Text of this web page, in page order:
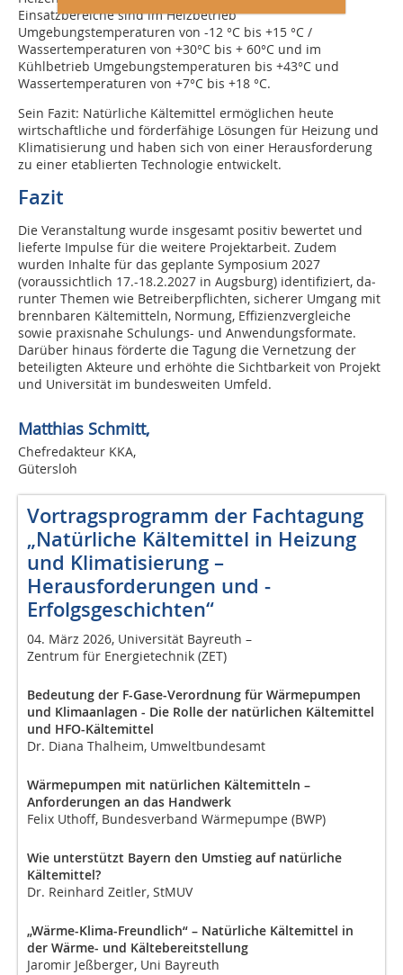
Einsatzbereiche sind im Heizbetrieb
Umgebungstemperaturen von -12 °C bis +15 °C /
Wassertemperaturen von +30°C bis + 60°C und im
Kühlbetrieb Umgebungstemperaturen bis +43°C und
Wassertemperaturen von +7°C bis +18 °C.
Sein Fazit: Natürliche Kältemittel ermöglichen heute
wirtschaftliche und förderfähige Lösungen für Heizung und
Klimatisierung und haben sich von einer Herausforderung
zu einer etablierten Technologie entwickelt.
Fazit
Die Veranstaltung wurde insgesamt positiv bewertet und
lieferte Impulse für die weitere Projektarbeit. Zudem
wurden Inhalte für das geplante Symposium 2027
(voraussichtlich 17.-18.2.2027 in Augsburg) identifiziert, da­
runter Themen wie Betreiberpflichten, sicherer Umgang mit
brennbaren Kältemitteln, Normung, Effizienzvergleiche
sowie praxisnahe Schulungs- und Anwendungsformate.
Darüber hinaus förderte die Tagung die Vernetzung der
beteiligten Akteure und erhöhte die Sichtbarkeit von Projekt
und Universität im bundesweiten Umfeld.
Matthias Schmitt,
Chefredakteur KKA,
Gütersloh
Vortragsprogramm der Fachtagung
„Natürliche Kältemittel in Heizung
und Klimatisierung –
Herausforderungen und ­
Erfolgsgeschichten“
04. März 2026, Universität Bayreuth –
Zentrum für Energietechnik (ZET)
Bedeutung der F-Gase-Verordnung für Wärmepumpen
und Klimaanlagen - Die Rolle der natürlichen Kältemittel
und HFO-Kältemittel
Dr. Diana Thalheim, Umweltbundesamt
Wärmepumpen mit natürlichen Kältemitteln –
Anforderungen an das Handwerk
Felix Uthoff, Bundesverband Wärmepumpe (BWP)
Wie unterstützt Bayern den Umstieg auf natürliche
Kältemittel?
Dr. Reinhard Zeitler, StMUV
„Wärme-Klima-Freundlich“ – Natürliche Kältemittel in
der Wärme- und Kältebereitstellung
Jaromir Jeßberger, Uni Bayreuth